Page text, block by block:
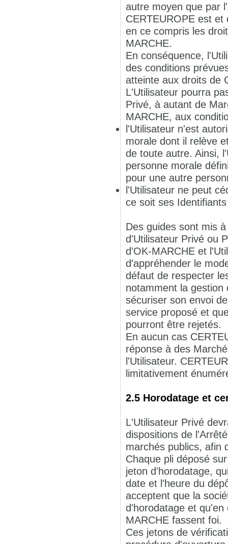
autre moyen que par
CERTEUROPE est
en ce compris les
MARCHE.
En conséquence,
des conditions
atteinte aux droits de
L'Utilisateur pourra
Privé, à autant de
MARCHE, aux
l'Utilisateur n'est
morale dont il relève
de toute autre. Ainsi,
personne morale
pour une autre
l'Utilisateur ne peut
ce soit ses
Des guides sont mis
d'Utilisateur Privé ou
d'OK-MARCHE et
d'appréhender le
défaut de respecter
notamment la
sécuriser son envoi
service proposé et
pourront être rejetés.
En aucun cas
réponse à des
l'Utilisateur.
limitativement
2.5 Horodatage et
L'Utilisateur Privé
dispositions de
marchés publics, afin
Chaque pli déposé
jeton d'horodatage,
date et l'heure du
acceptent que la
d'horodatage et
MARCHE fassent foi.
Ces jetons de